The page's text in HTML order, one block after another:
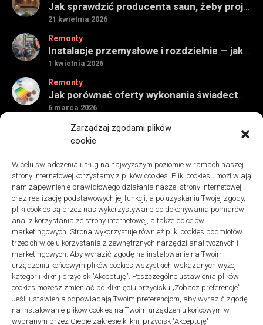
Zarządzaj zgodami plików
cookie
W celu świadczenia usług na najwyższym poziomie w ramach naszej
strony internetowej korzystamy z plików cookies. Pliki cookies umożliwiają
nam zapewnienie prawidłowego działania naszej strony internetowej
oraz realizację podstawowych jej funkcji, a po uzyskaniu Twojej zgody,
pliki cookies są przez nas wykorzystywane do dokonywania pomiarów i
analiz korzystania ze strony internetowej, a także do celów
marketingowych. Strona wykorzystuje również pliki cookies podmiotów
trzecich w celu korzystania z zewnętrznych narzędzi analitycznych i
marketingowych. Aby wyrazić zgodę na instalowanie na Twoim
urządzeniu końcowym plików cookies wszystkich wskazanych wyżej
kategorii kliknij przycisk "Akceptuję". Poszczególne ustawienia plików
cookies możesz zmieniać po kliknięciu przycisku „Zobacz preferencje”.
Jeśli ustawienia odpowiadają Twoim preferencjom, aby wyrazić zgodę
na instalowanie plików cookies na Twoim urządzeniu końcowym w
wybranym przez Ciebie zakresie kliknij przycisk "Akceptuję".
Jak sprawdzić producenta saun, żeby projekt miał sens na lata
21 kwietnia 2026
Remonty
Instalacje przemysłowe i rozdzielnie — jak ocenić wykonawcę do obiektu technicznego
1 kwietnia 2026
Remonty
Jak porównać oferty wykonania świadectwa energetycznego bez wpadek
6 marca 2026
Remonty
Znaczenie detali montażowych w codziennej pracy technicznej
Remonty
Podłogi winylowe – jakie mają zalety w porównaniu z drewnianymi
2 listopada 2025
Polityka plików cookies (EU)|Polityka prywatności